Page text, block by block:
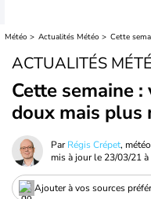
Météo Actualités Météo Cette
ACTUALITÉS
Cette semaine
doux mais plus
ParRégis Crépet,
mis à jour le 23/03/21
Ajouter à vos sources